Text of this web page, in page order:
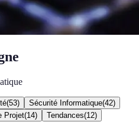
(53) Sécurité Informatique(42)
Projet(14) Tendances(12)